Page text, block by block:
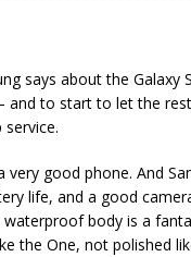
says about the
to start to let the
very good phone. And
life, and a good
body is a
the One, not polished